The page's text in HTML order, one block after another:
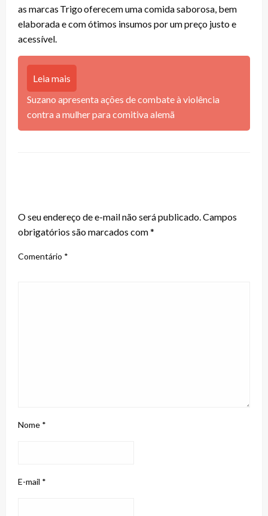
as marcas Trigo oferecem uma comida saborosa, bem
elaborada e com ótimos insumos por um preço justo e
acessível.
Leia mais
Suzano apresenta ações de combate à violência
contra a mulher para comitiva alemã
O seu endereço de e-mail não será publicado.Campos
obrigatórios são marcados com*
Comentário *
Nome *
E-mail *